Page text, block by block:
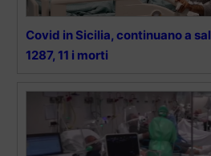
Covid in Sicilia, continuano a
1287, 11 i morti